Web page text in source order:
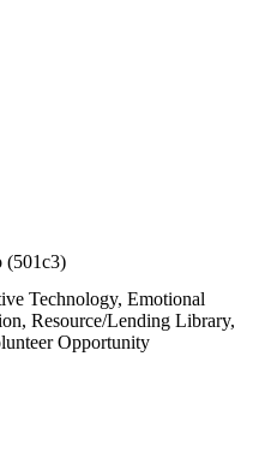
(501c3)
Technology, Emotional
Resource/Lending Library,
Opportunity